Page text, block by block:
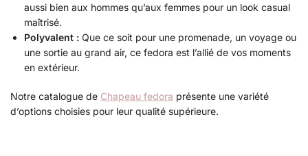
aussi bien aux hommes qu’aux femmes pour un look casual
maîtrisé.
Polyvalent : Que ce soit pour une promenade, un voyage ou
une sortie au grand air, ce fedora est l’allié de vos moments
en extérieur.
Notre catalogue de Chapeau fedora présente une variété
d’options choisies pour leur qualité supérieure.